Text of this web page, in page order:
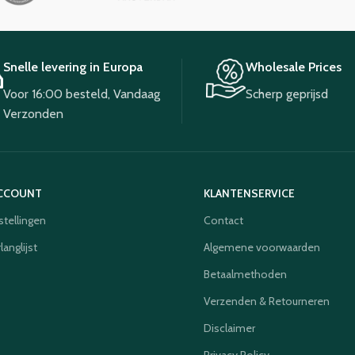
Snelle levering in Europa
Voor 16:00 besteld, Vandaag
Verzonden
Wholesale Prices
Scherp geprijsd
KLANTENSERVICE
Contact
Algemene voorwaarden
Betaalmethoden
Verzenden & Retourneren
Disclaimer